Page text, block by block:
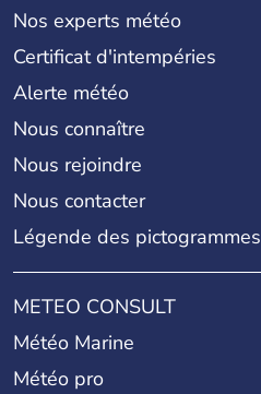
Nos experts météo
Certificat d'intempéries
Alerte météo
Nous connaître
Nous rejoindre
Nous contacter
Légende des pictogrammes
METEO CONSULT
Météo Marine
Météo pro